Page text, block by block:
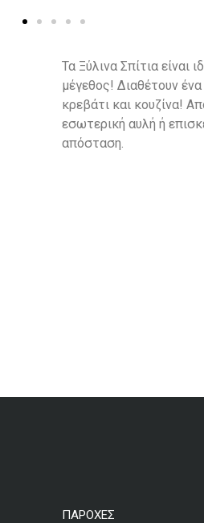
Τα Ξύλινα Σπίτια είναι
μέγεθος! Διαθέτουν
κρεβάτι και κουζίνα!
εσωτερική αυλή ή
απόσταση.
ΠΑΡΟΧΕΣ